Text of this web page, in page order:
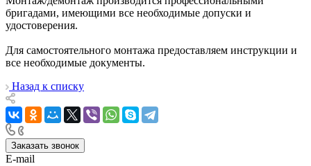
бригадами, имеющими все необходимые допуски и
удостоверения.
Для самостоятельного монтажа предоставляем инструкции и
все необходимые документы.
Назад к списку
Заказать звонок
E-mail